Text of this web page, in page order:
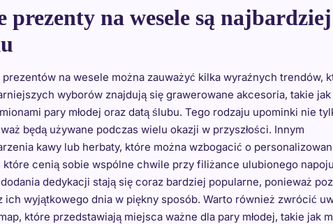
prezenty na wesele są najbardziej
na wesele można zauważyć kilka wyraźnych trendów,
wyborów znajdują się grawerowane akcesoria, takie
pary młodej oraz datą ślubu. Tego rodzaju upominki nie
będą używane podczas wielu okazji w przyszłości. Innym
kawy lub herbaty, które można wzbogacić o
cenią sobie wspólne chwile przy filiżance ulubionego
dedykacji stają się coraz bardziej popularne, ponieważ
wyjątkowego dnia w piękny sposób. Warto również zwrócić
które przedstawiają miejsca ważne dla pary młodej, takie jak